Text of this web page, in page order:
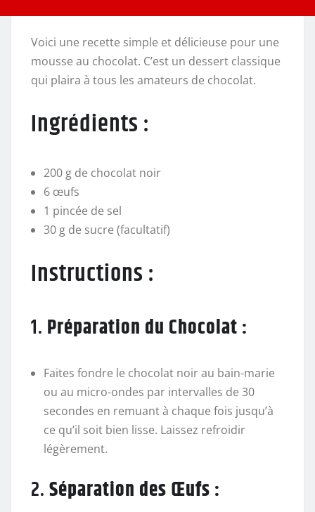
Voici une recette simple et délicieuse pour une
mousse au chocolat. C’est un dessert classique
qui plaira à tous les amateurs de chocolat.
Ingrédients :
200 g de chocolat noir
6 œufs
1 pincée de sel
30 g de sucre (facultatif)
Instructions :
1. Préparation du Chocolat :
Faites fondre le chocolat noir au bain-marie
ou au micro-ondes par intervalles de 30
secondes en remuant à chaque fois jusqu’à
ce qu’il soit bien lisse. Laissez refroidir
légèrement.
2.Séparation des Œufs :